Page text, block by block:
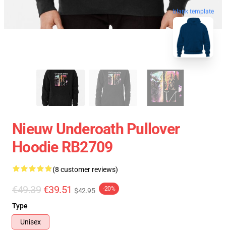
blank template
Nieuw Underoath Pullover
Hoodie RB2709
(8 customer reviews)
€49.39 €39.51 $42.95 -20%
Type
Unisex